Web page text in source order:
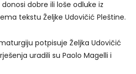
dobre ili loše odluke iz
tekstu Željke Udovičić Pleštine.
potpisuje Željka Udovičić
uradili su Paolo Magelli i